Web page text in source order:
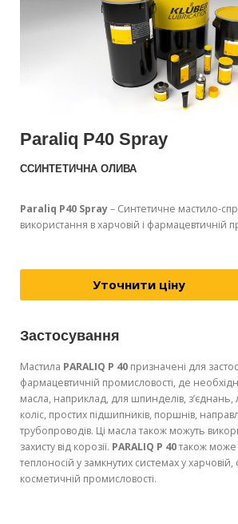
Paraliq P40 Spray
CСИНТЕТИЧНА ОЛИВА
Paraliq P40 Spray– Синтетичне мастило-
використання в харчовій і фармацевтичній
Уточнити ціну
Застосування
Мастила PARALIQ P 40 призначені для
фармацевтичній промисловості, де
масла, наприклад, для шпинделів, з’єднань,
коліс, простих підшипників, поршнів,
трубопроводів. Ці масла також можуть
захисту від корозії. PARALIQ P 40також може
теплоносій у замкнутих системах у
косметичній промисловості.